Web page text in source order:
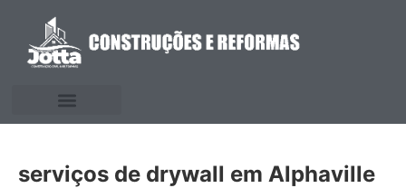
serviços de drywall em Alphaville